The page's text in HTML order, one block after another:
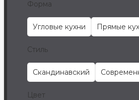
Форма
Угловые кухни Прямые
Стиль
Скандинавский
Цвет